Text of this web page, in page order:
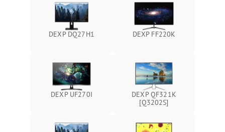
Неисправность системы
перенапряжения
Подробнее →
защиты от замыкания
Подробнее →
Повреждение системы
Подробнее →
Неисправность системы
Подробнее →
DEXP DQ27H1 DEXP FF220K
DEXP UF270I
DEXP QF321K
[Q3202S]